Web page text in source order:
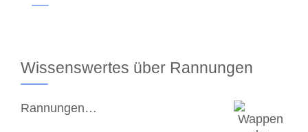
Wissenswertes über Rannungen
Rannungen…